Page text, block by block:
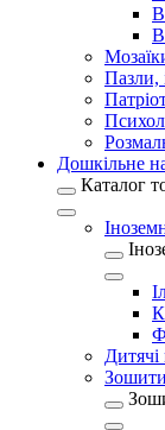
Пазли,
Дошкільне
Каталог